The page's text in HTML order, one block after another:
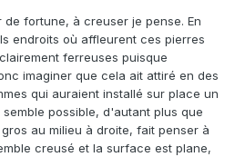
fortune, à creuser je pense. En
endroits où affleurent ces pierres
ferreuses puisque
imaginer que cela ait attiré en des
qui auraient installé sur place un
possible, d'autant plus que
au milieu à droite, fait penser à
creusé et la surface est plane,